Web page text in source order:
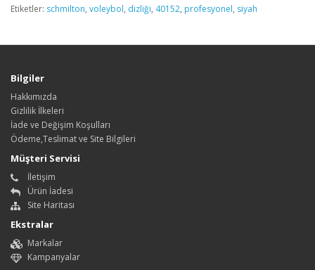
Etiketler: schmilton, voleybol, dizliği, 40152, profesyonel, siyah
Bilgiler
Hakkımızda
Gizlilik İlkeleri
İade ve Değişim Koşulları
Ödeme,Teslimat ve Site Bilgileri
Müşteri Servisi
İletişim
Ürün İadesi
Site Haritası
Ekstralar
Markalar
Kampanyalar